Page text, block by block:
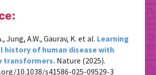
Jung, A.W., Gaurav, K. et al. Learning
history of human disease with
transformers. Nature (2025).
10.1038/s41586-025-09529-3